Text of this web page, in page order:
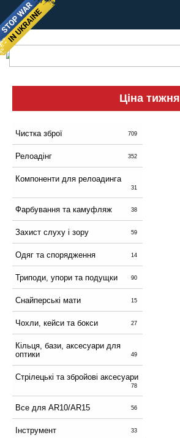
Ціна тижня
Чистка зброї 709
Релоадінг 352
Компоненти для релоадинга
31
Фарбування та камуфляж 38
Захист слуху і зору 59
Одяг та спорядження 14
Триподи, упори та подущки 90
Снайперські мати 15
Чохли, кейси та бокси 27
Кільця, бази, аксесуари для
оптики
49
Стрілецькі та збройові аксесуари
78
Все для AR10/AR15 56
Інструмент 33